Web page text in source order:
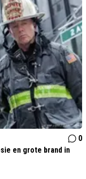
0
en grote brand in